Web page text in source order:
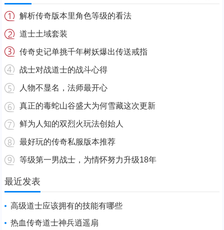
解析传奇版本里角色等级的看法
道士土域套装
传奇史记单挑千年树妖爆出传送戒指
战士对战道士的战斗心得
人物不显名，法师最开心
真正的毒蛇山谷盛大为何雪藏这次更新
鲜为人知的双烈火玩法创始人
最好玩的传奇私服版本推荐
等级第一男战士，为情怀努力升级18年
最近发表
高级道士应该拥有的技能有哪些
热血传奇道士神兵逍遥扇